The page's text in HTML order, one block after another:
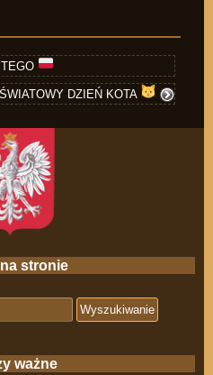
ŚWIATOWY DZIEŃ KOTA
stronie
ważne